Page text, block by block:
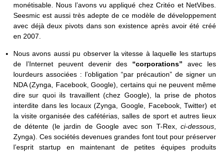
monétisable. Nous l’avons vu appliqué chez Critéo et NetVibes.
Seesmic est aussi très adepte de ce modèle de développement
avec déjà deux pivots dans son existence après avoir été créé
en 2007.
Nous avons aussi pu observer la vitesse à laquelle les startups
de l’Internet peuvent devenir des “corporations”avec les
lourdeurs associées : l’obligation “par précaution” de signer un
NDA (Zynga, Facebook, Google), certains qui ne peuvent même
dire sur quoi ils travaillent (chez Google), la prise de photos
interdite dans les locaux (Zynga, Google, Facebook, Twitter) et
la visite organisée des cafétérias, salles de sport et autres lieux
de détente (le jardin de Google avec son T-Rex, ci-dessous
Zynga). Ces sociétés devenues grandes font tout pour préserver
l’esprit startup en maintenant de petites équipes produits